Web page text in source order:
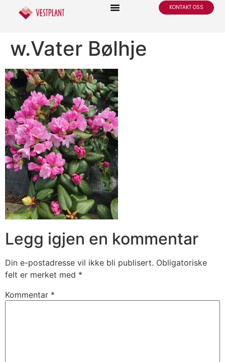
KONTAKT OSS
w.Vater Bølhje
Legg igjen en kommentar
Din e-postadresse vil ikke bli publisert. Obligatoriske
felt er merket med *
Kommentar *